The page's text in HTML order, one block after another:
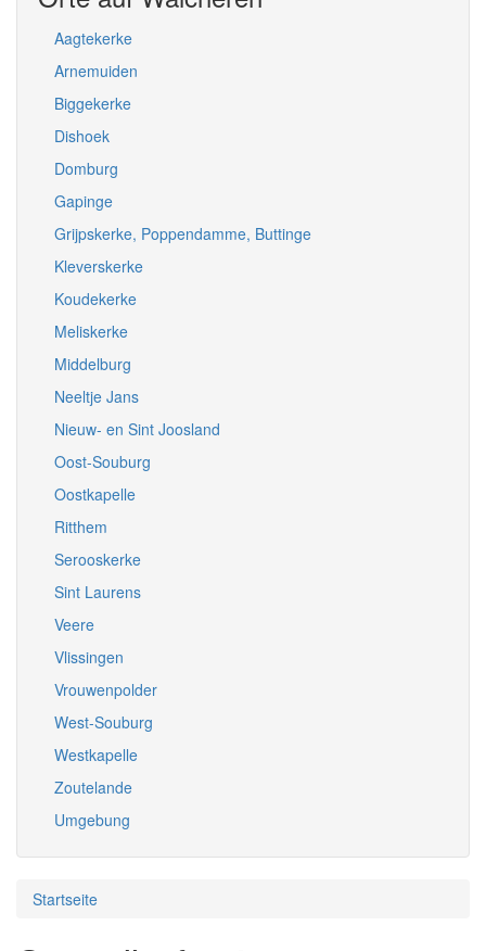
Aagtekerke
Arnemuiden
Biggekerke
Dishoek
Domburg
Gapinge
Grijpskerke, Poppendamme, Buttinge
Kleverskerke
Koudekerke
Meliskerke
Middelburg
Neeltje Jans
Nieuw- en Sint Joosland
Oost-Souburg
Oostkapelle
Ritthem
Serooskerke
Sint Laurens
Veere
Vlissingen
Vrouwenpolder
West-Souburg
Westkapelle
Zoutelande
Umgebung
Startseite